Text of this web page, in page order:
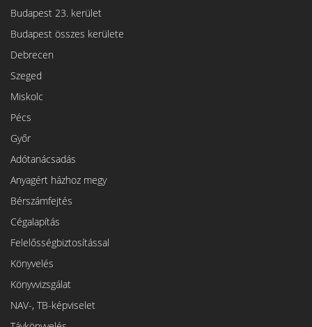
Budapest 23. kerület
Budapest összes kerülete
Debrecen
Szeged
Miskolc
Pécs
Győr
Adótanácsadás
Anyagért házhoz megy
Bérszámfejtés
Cégalapítás
Felelősségbiztosítással
Könyvelés
Könyvvizsgálat
NAV-, TB-képviselet